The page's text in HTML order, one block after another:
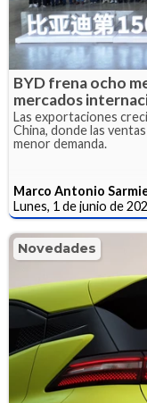
BYD frena ocho
mercados
Las exportaciones
China, donde las
menor demanda.
Marco Antonio
Lunes, 1 de junio de
Novedades